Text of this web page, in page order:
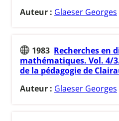
Auteur : Glaeser Georges
1983 Recherches en
mathématiques. Vol. 4/
de la pédagogie de
Auteur : Glaeser Georges